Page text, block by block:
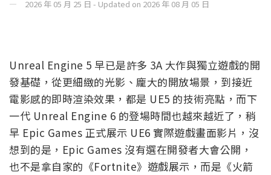
2026 年 05 月 25 日 - Updated on 2026 年 08 月 05 日
Unreal Engine 5 早已是許多 3A 大作與獨立遊戲的開
發基礎，從更細緻的光影、龐大的開放場景，到接近
電影感的即時渲染效果，都是 UE5 的技術亮點，而下
一代 Unreal Engine 6 的登場時間也越來越近了，稍
早 Epic Games 正式展示 UE6 實際遊戲畫面影片，沒
想到的是，Epic Games 沒有選在開發者大會公開，
也不是拿自家的《Fortnite》遊戲展示，而是《火箭